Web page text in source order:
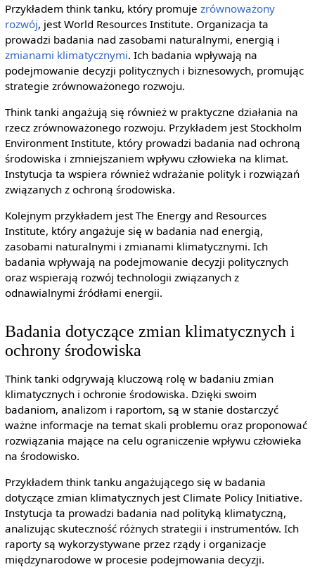
Przykładem think tanku, który promuje zrównoważony
rozwój, jest World Resources Institute. Organizacja ta
prowadzi badania nad zasobami naturalnymi, energią i
zmianami klimatycznymi. Ich badania wpływają na
podejmowanie decyzji politycznych i biznesowych, promując
strategie zrównoważonego rozwoju.
Think tanki angażują się również w praktyczne działania na
rzecz zrównoważonego rozwoju. Przykładem jest Stockholm
Environment Institute, który prowadzi badania nad ochroną
środowiska i zmniejszaniem wpływu człowieka na klimat.
Instytucja ta wspiera również wdrażanie polityk i rozwiązań
związanych z ochroną środowiska.
Kolejnym przykładem jest The Energy and Resources
Institute, który angażuje się w badania nad energią,
zasobami naturalnymi i zmianami klimatycznymi. Ich
badania wpływają na podejmowanie decyzji politycznych
oraz wspierają rozwój technologii związanych z
odnawialnymi źródłami energii.
Badania dotyczące zmian klimatycznych i
ochrony środowiska
Think tanki odgrywają kluczową rolę w badaniu zmian
klimatycznych i ochronie środowiska. Dzięki swoim
badaniom, analizom i raportom, są w stanie dostarczyć
ważne informacje na temat skali problemu oraz proponować
rozwiązania mające na celu ograniczenie wpływu człowieka
na środowisko.
Przykładem think tanku angażującego się w badania
dotyczące zmian klimatycznych jest Climate Policy Initiative.
Instytucja ta prowadzi badania nad polityką klimatyczną,
analizując skuteczność różnych strategii i instrumentów. Ich
raporty są wykorzystywane przez rządy i organizacje
międzynarodowe w procesie podejmowania decyzji.